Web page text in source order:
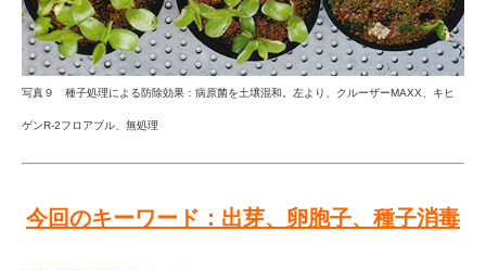
写真９ 種子処理による防除効果：病原菌を土壌混和。左より、クルーザーMAXX、キヒ
ゲンR-2フロアブル、無処理
今回のキーワード：出芽、卵胞子、種子消毒